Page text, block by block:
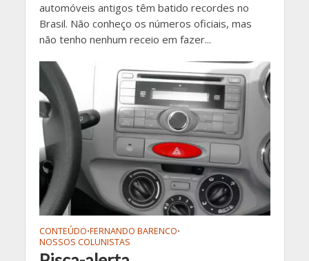
automóveis antigos têm batido recordes no
Brasil. Não conheço os números oficiais, mas
não tenho nenhum receio em fazer...
CONTEÚDO•FERNANDO BARENCO•
NOSSOS COLUNISTAS